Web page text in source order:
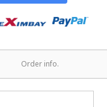
Order info.